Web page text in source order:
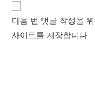
다음 번 댓글 작성을
사이트를 저장합니다.